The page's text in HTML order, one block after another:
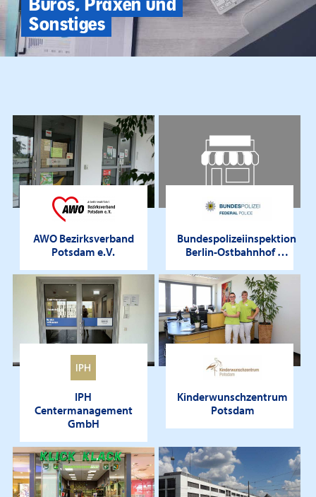
Sonstiges
AWO Bezirksverband
Potsdam e.V.
Bundespolizeiinspektion
Berlin-Ostbahnhof …
IPH
Centermanagement
GmbH
Kinderwunschzentrum
Potsdam